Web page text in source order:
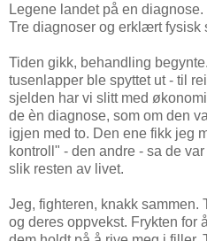
Legene landet på en
Tre diagnoser og erklært fysisk
Tiden gikk, behandling
tusenlapper ble spyttet ut - til
sjelden har vi slitt med
de èn diagnose, som om den
igjen med to. Den ene fikk jeg
kontroll" - den andre - sa de
slik resten av livet.
Jeg, fighteren, knakk sammen.
og deres oppvekst. Frykten for